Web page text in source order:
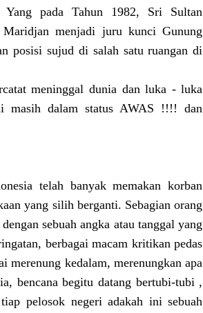
Yang pada Tahun 1982, Sri Sultan
menjadi juru kunci Gunung
posisi sujud di salah satu ruangan di
meninggal dunia dan luka - luka
masih dalam status AWAS !!!! dan
telah banyak memakan korban
yang silih berganti. Sebagian orang
sebuah angka atau tanggal yang
berbagai macam kritikan pedas
kedalam, merenungkan apa
bencana begitu datang bertubi-tubi ,
pelosok negeri adakah ini sebuah